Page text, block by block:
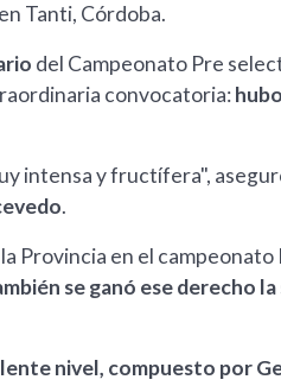
Tanti, Córdoba.
del Campeonato Pre
convocatoria:
intensa y fructífera",
.
Provincia en el
se ganó ese derecho
nivel, compuesto por